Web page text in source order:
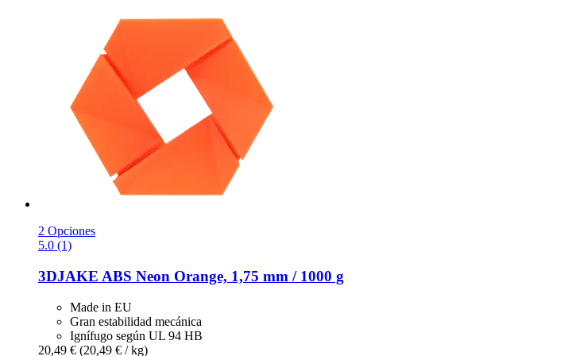
2 Opciones
5.0 (1)
3DJAKE ABS Neon Orange, 1,75 mm / 1000 g
Made in EU
Gran estabilidad mecánica
Ignífugo según UL 94 HB
20,49 € (20,49 € / kg)